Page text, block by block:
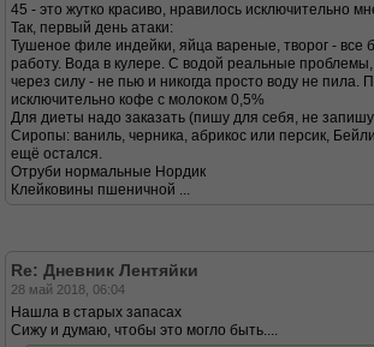
45 - это жутко красиво, нравилось исключительно
Так, первый день атаки:
Тушеное филе индейки, яйца вареные, творог - все
работу. Вода в кулере. С водой реальные
через силу - не пью и никогда просто воду не пила.
исключительно кофе с молоком 0,5%
Для диеты надо заказать (пишу для себя, не
Сиропы: ваниль, черника, абрикос или персик,
ещё остался.
Отруби нормальные Нордик
Клейковины пшеничной ...
Re: Дневник Лентяйки
28 май 2018, 06:04
Нашла в старых запасах
Сижу и думаю, чтобы это могло быть....